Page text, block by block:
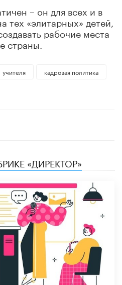
– он для всех и в
тех «элитарных» детей,
рабочие места
страны.
учителя
кадровая политика
«ДИРЕКТОР»